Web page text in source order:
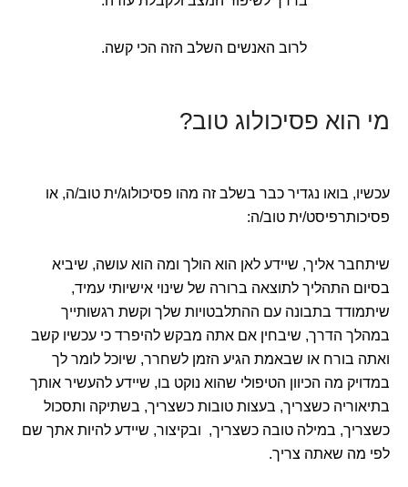
לרוב האנשים השלב הזה הכי קשה.
מי הוא פסיכולוג טוב?
עכשיו, בואו נגדיר כבר בשלב זה מהו פסיכולוג/ית טוב/ה, או
פסיכותרפיסט/ית טוב/ה:
שיתחבר אליך, שיידע לאן הוא הולך ומה הוא עושה, שיביא
בסיום התהליך לתוצאה ברורה של שינוי אישיותי עמיד,
שיתמודד בתבונה עם ההתלבטויות שלך וקשת רגשותייך
במהלך הדרך, שיבחין אם אתה מבקש להיפרד כי עכשיו קשב
ואתה בורח או שבאמת הגיע הזמן לשחרר, שיוכל לומר לך
במדויק מה הכיוון הטיפולי שהוא נוקט בו, שיידע להעשיר אותך
בתיאוריה כשצריך, בעצות טובות כשצריך, בשתיקה ותסכול
כשצריך, במילה טובה כשצריך, ובקיצור, שיידע להיות אתך שם
לפי מה שאתה צריך.